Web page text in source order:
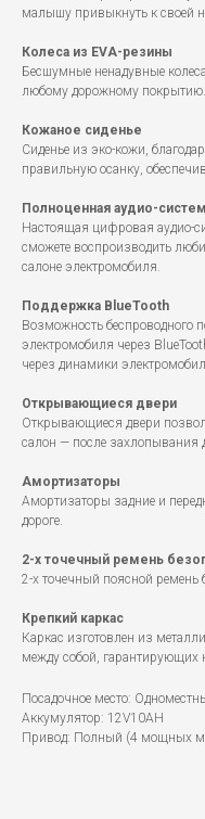
малышу привыкнуть к своей
Колеса из EVA-резины
Бесшумные ненадувные
любому дорожному покрытию.
Кожаное сиденье
Сиденье из эко-кожи,
правильную осанку,
Полноценная аудио-
Настоящая цифровая аудио-
сможете воспроизводить
салоне электромобиля.
Поддержка BlueTooth
Возможность беспроводного
электромобиля через
через динамики
Открывающиеся двери
Открывающиеся двери
салон — после
Амортизаторы
Амортизаторы задние и
дороге.
2-х точечный ремень
2-х точечный поясной ремень
Крепкий каркас
Каркас изготовлен из
между собой, гарантирующих
Посадочное место:
Аккумулятор: 12V10AH
Привод: Полный (4 мощных